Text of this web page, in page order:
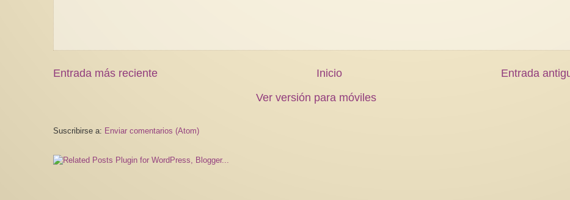
Entrada más reciente Entrada
Inicio
Ver versión para móviles
Suscribirse a: Enviar comentarios (Atom)